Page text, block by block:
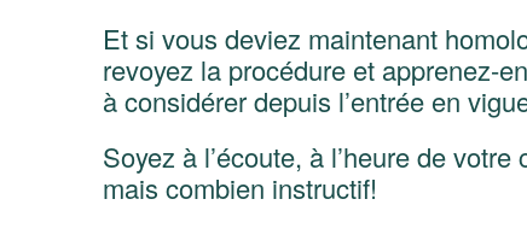
Et si vous deviez maintenant
revoyez la procédure et apprenez-
à considérer depuis l’entrée en
Soyez à l’écoute, à l’heure de
mais combien instructif!